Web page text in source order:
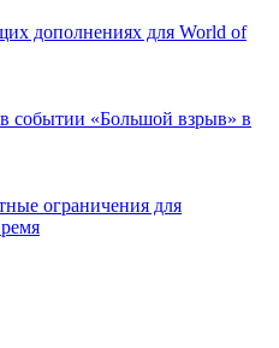
дополнениях для World of
событии «Большой взрыв» в
ограничения для